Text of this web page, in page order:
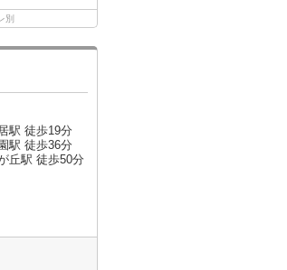
別
駅 徒歩19分
駅 徒歩36分
丘駅 徒歩50分